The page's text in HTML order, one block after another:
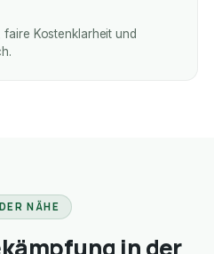
Kostenklarheit und
NÄHE